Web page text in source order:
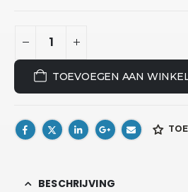
TOEVOEGEN AAN
BESCHRIJVING